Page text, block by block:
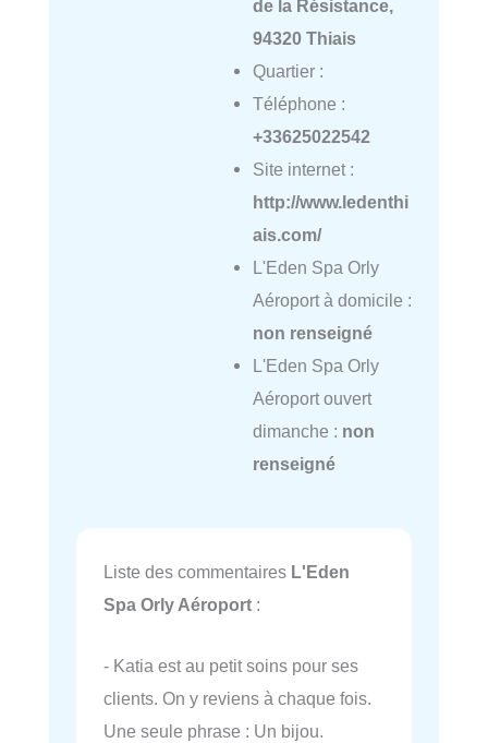
de la Résistance,
94320 Thiais
Quartier :
Téléphone :
+33625022542
Site internet :
http://www.ledenthi
ais.com/
L'Eden Spa Orly
Aéroport à domicile :
non renseigné
L'Eden Spa Orly
Aéroport ouvert
dimanche : non
renseigné
Liste des commentaires L'Eden
Spa Orly Aéroport :
- Katia est au petit soins pour ses
clients. On y reviens à chaque fois.
Une seule phrase : Un bijou.